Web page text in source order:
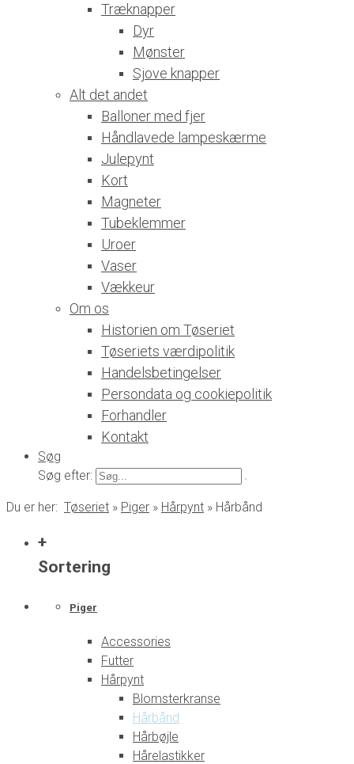
Træknapper
Dyr
Mønster
Sjove knapper
Alt det andet
Balloner med fjer
Håndlavede lampeskærme
Julepynt
Kort
Magneter
Tubeklemmer
Uroer
Vaser
Vækkeur
Om os
Historien om Tøseriet
Tøseriets værdipolitik
Handelsbetingelser
Persondata og cookiepolitik
Forhandler
Kontakt
Søg
Søg efter:
Du er her: Tøseriet » Piger » Hårpynt » Hårbånd
+
Sortering
Piger
Accessories
Futter
Hårpynt
Blomsterkranse
Hårbånd
Hårbøjle
Hårelastikker